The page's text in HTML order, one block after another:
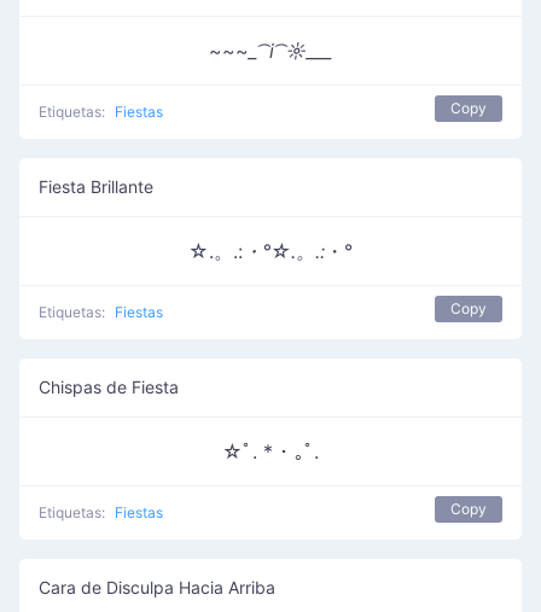
~~~ _ ͡ i ͡ ☼___
Etiquetas: Fiestas Copy
Fiesta Brillante
☆.。.: ・°☆.。.: ・°
Etiquetas: Fiestas Copy
Chispas de Fiesta
☆ﾟ. * ･ ｡ﾟ.
Etiquetas: Fiestas Copy
Cara de Disculpa Hacia Arriba